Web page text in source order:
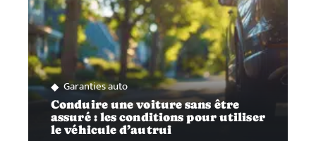
Garanties auto
Conduire une voiture sans être
assuré : les conditions pour utiliser
le véhicule d’autrui